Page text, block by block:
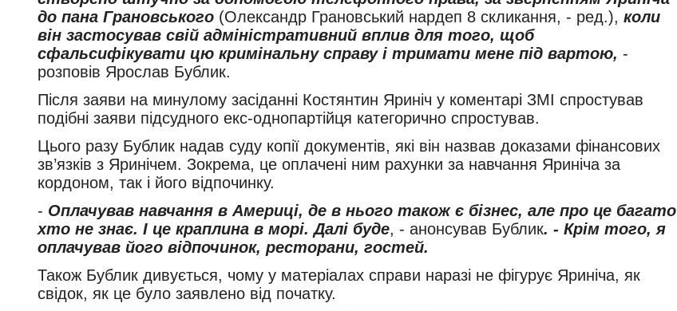
до пана Грановського (Олександр Грановський нардеп 8 скликання, - ред.), коли
він застосував свій адміністративний вплив для того, щоб
сфальсифікувати цю кримінальну справу і тримати мене під вартою, -
розповів Ярослав Бублик.
Після заяви на минулому засіданні Костянтин Яриніч у коментарі ЗМІ спростував
подібні заяви підсудного екс-однопартійця категорично спростував.
Цього разу Бублик надав суду копії документів, які він назвав доказами фінансових
зв’язків з Яринічем. Зокрема, це оплачені ним рахунки за навчання Яриніча за
кордоном, так і його відпочинку.
- Оплачував навчання в Америці, де в нього також є бізнес, але про це багато
хто не знає. І це краплина в морі. Далі буде, - анонсував Бублик. - Крім того, я
оплачував його відпочинок, ресторани, гостей.
Також Бублик дивується, чому у матеріалах справи наразі не фігурує Яриніча, як
свідок, як це було заявлено від початку.